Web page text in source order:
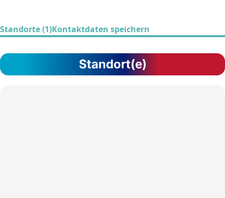
Standorte (1)Kontaktdaten speichern
Standort(e)